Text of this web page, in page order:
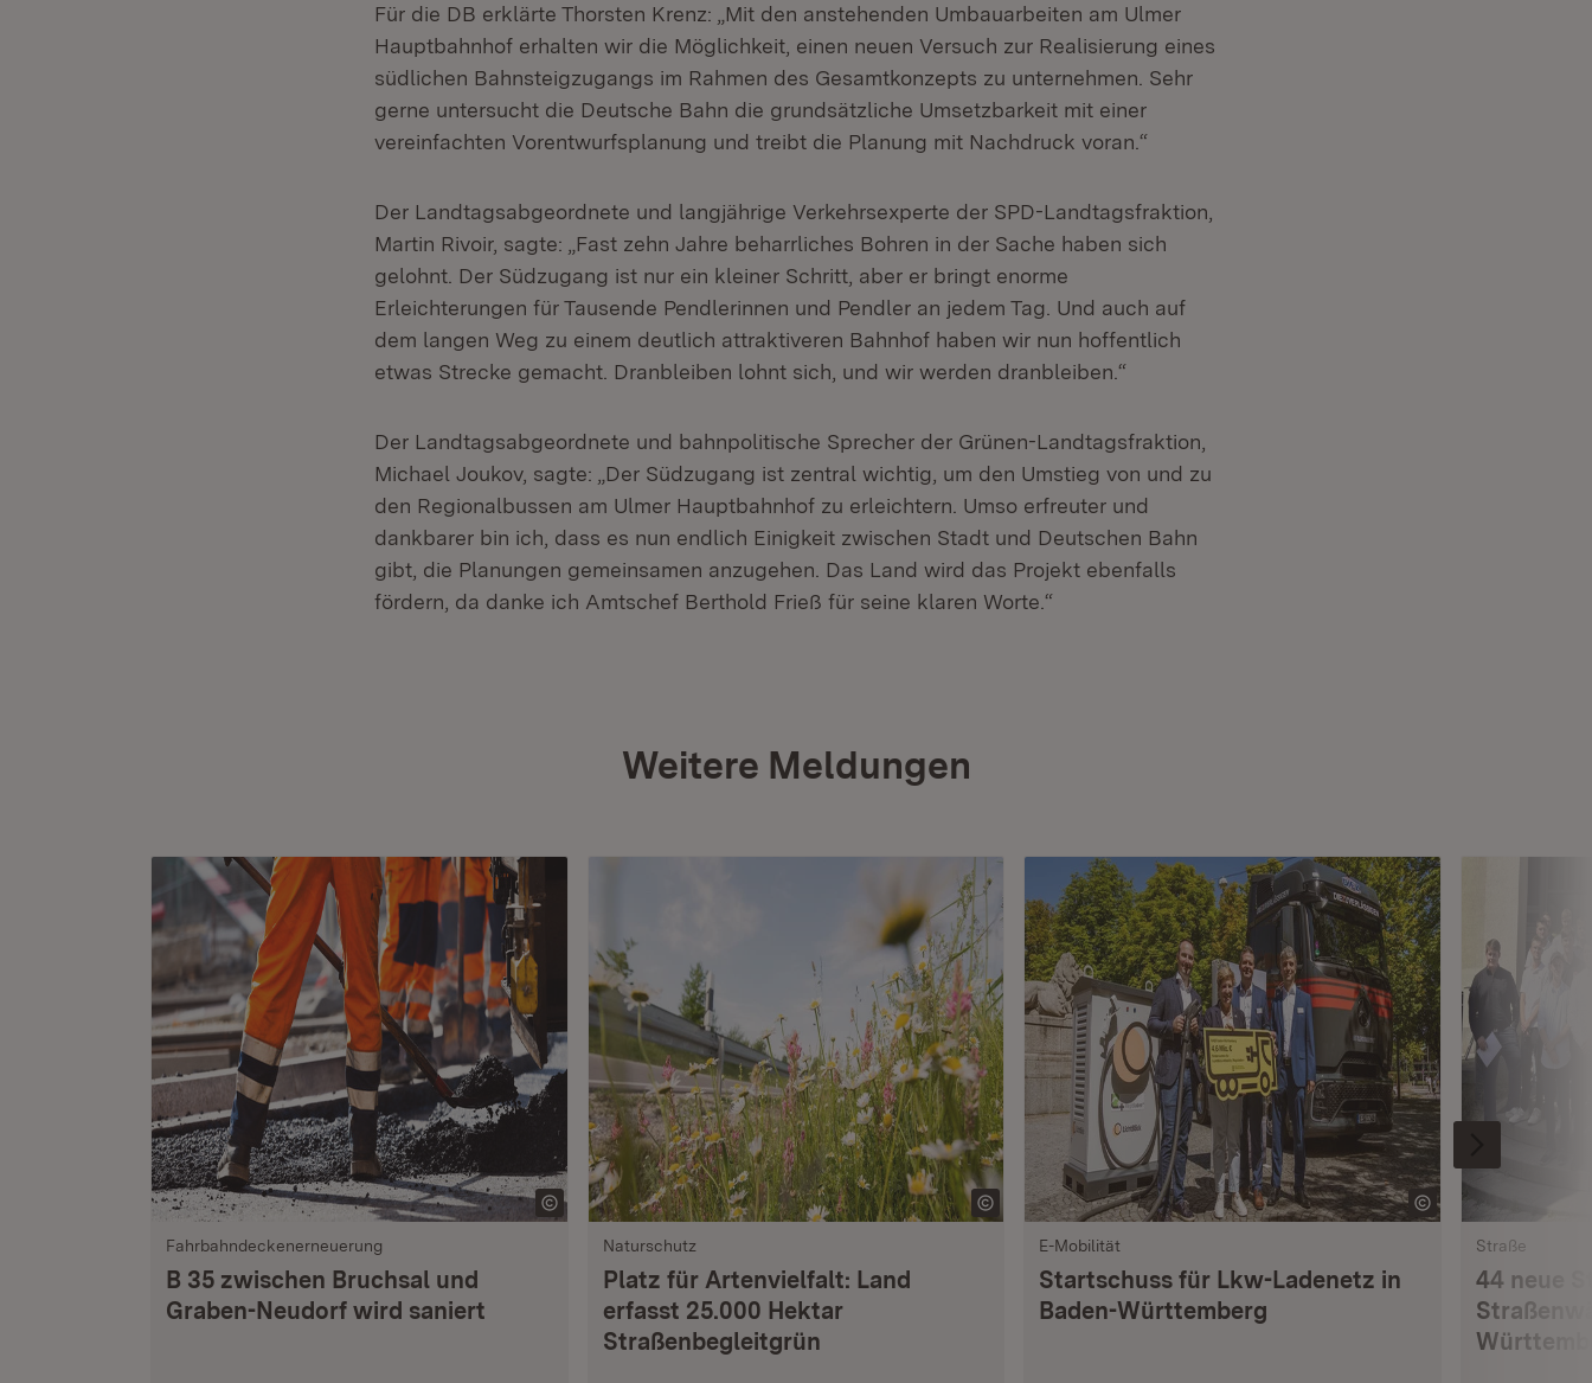
Für die DB erklärte Thorsten Krenz: „Mit den anstehenden Umbauarbeiten am Ulmer
Hauptbahnhof erhalten wir die Möglichkeit, einen neuen Versuch zur Realisierung eines
südlichen Bahnsteigzugangs im Rahmen des Gesamtkonzepts zu unternehmen. Sehr
gerne untersucht die Deutsche Bahn die grundsätzliche Umsetzbarkeit mit einer
vereinfachten Vorentwurfsplanung und treibt die Planung mit Nachdruck voran.“
Der Landtagsabgeordnete und langjährige Verkehrsexperte der SPD-Landtagsfraktion,
Martin Rivoir, sagte: „Fast zehn Jahre beharrliches Bohren in der Sache haben sich
gelohnt. Der Südzugang ist nur ein kleiner Schritt, aber er bringt enorme
Erleichterungen für Tausende Pendlerinnen und Pendler an jedem Tag. Und auch auf
dem langen Weg zu einem deutlich attraktiveren Bahnhof haben wir nun hoffentlich
etwas Strecke gemacht. Dranbleiben lohnt sich, und wir werden dranbleiben.“
Der Landtagsabgeordnete und bahnpolitische Sprecher der Grünen-Landtagsfraktion,
Michael Joukov, sagte: „Der Südzugang ist zentral wichtig, um den Umstieg von und zu
den Regionalbussen am Ulmer Hauptbahnhof zu erleichtern. Umso erfreuter und
dankbarer bin ich, dass es nun endlich Einigkeit zwischen Stadt und Deutschen Bahn
gibt, die Planungen gemeinsamen anzugehen. Das Land wird das Projekt ebenfalls
fördern, da danke ich Amtschef Berthold Frieß für seine klaren Worte.“
Weitere Meldungen
Fahrbahndeckenerneuerung
B 35 zwischen Bruchsal und
Graben-Neudorf wird saniert
Naturschutz
Platz für Artenvielfalt: Land
erfasst 25.000 Hektar
Straßenbegleitgrün
E-Mobilität
Startschuss für Lkw-Ladenetz in
Baden-Württemberg
Straße
44 neue